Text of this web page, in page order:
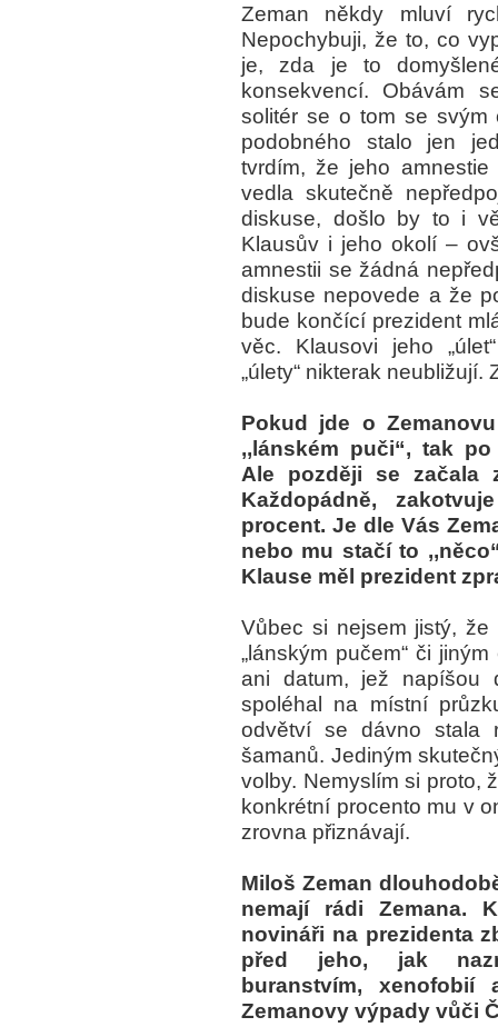
Zeman někdy mluví
Nepochybuji, že to, co
je, zda je to
konsekvencí. Obávám
solitér se o tom se svým
podobného stalo jen
tvrdím, že jeho
vedla skutečně
diskuse, došlo by to i
Klausův i jeho okolí –
amnestii se žádná
diskuse nepovede a že
bude končící prezident
věc. Klausovi jeho
„úlety“ nikterak neubližují.
Pokud jde o
,,lánském puči“, tak
Ale později se začala
Každopádně,
procent. Je dle Vás
nebo mu stačí to
Klause měl prezident
Vůbec si nejsem jistý, že
„lánským pučem“ či
ani datum, jež napíšou
spoléhal na místní
odvětví se dávno stala
šamanů. Jediným
volby. Nemyslím si proto,
konkrétní procento mu v
zrovna přiznávají.
Miloš Zeman
nemají rádi Zemana.
novináři na prezidenta
před jeho, jak
buranstvím,
Zemanovy výpady vůči